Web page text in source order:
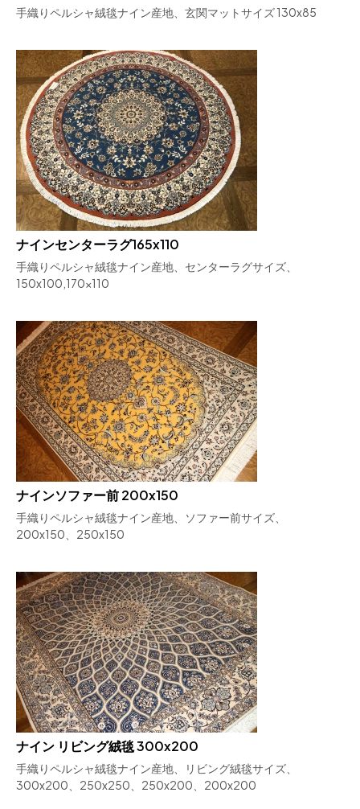
手織りペルシャ絨毯ナイン産地、玄関マットサイズ 130x85
ナインセンターラグ165x110
手織りペルシャ絨毯ナイン産地、センターラグサイズ、
150x100,170x110
ナインソファー前 200x150
手織りペルシャ絨毯ナイン産地、ソファー前サイズ、
200x150、250x150
ナイン リビング絨毯 300x200
手織りペルシャ絨毯ナイン産地、リビング絨毯サイズ、
300x200、250x250、250x200、200x200